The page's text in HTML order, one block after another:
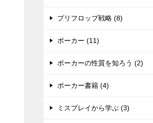
プリフロップ戦略 (8)
ポーカー (11)
ポーカーの性質を知ろう (2)
ポーカー書籍 (4)
ミスプレイから学ぶ (3)